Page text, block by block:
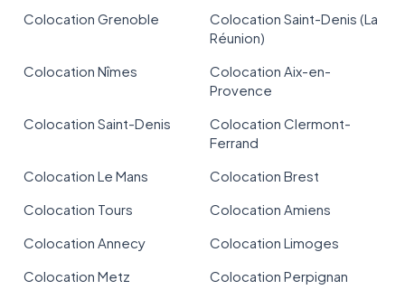
Colocation Grenoble
Colocation Saint-Denis (La
Réunion)
Colocation Nîmes
Colocation Aix-en-
Provence
Colocation Saint-Denis
Colocation Clermont-
Ferrand
Colocation Le Mans
Colocation Brest
Colocation Tours
Colocation Amiens
Colocation Annecy
Colocation Limoges
Colocation Metz
Colocation Perpignan